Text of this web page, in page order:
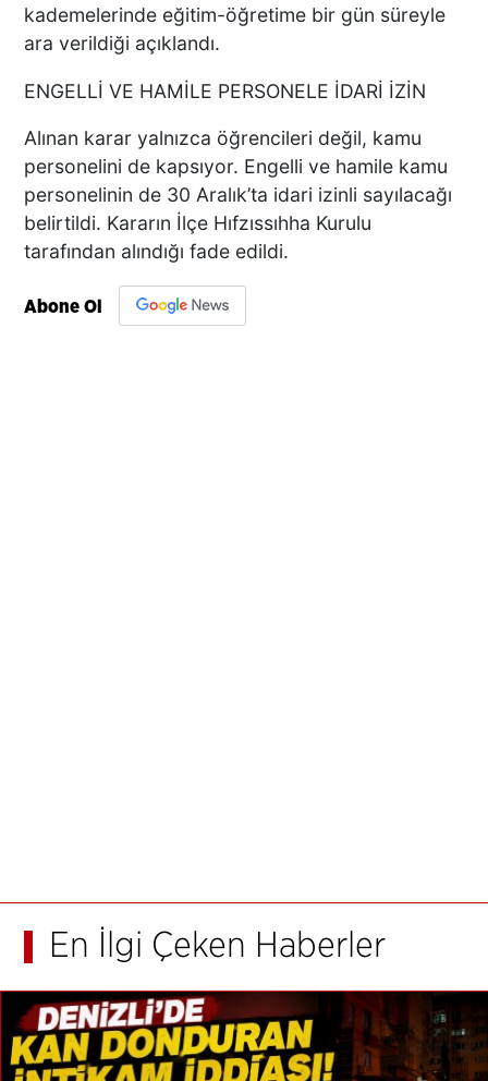
kademelerinde eğitim-öğretime bir gün süreyle
ara verildiği açıklandı.
ENGELLİ VE HAMİLE PERSONELE İDARİ İZİN
Alınan karar yalnızca öğrencileri değil, kamu
personelini de kapsıyor. Engelli ve hamile kamu
personelinin de 30 Aralık’ta idari izinli sayılacağı
belirtildi. Kararın İlçe Hıfzıssıhha Kurulu
tarafından alındığı fade edildi.
Abone Ol
En İlgi Çeken Haberler